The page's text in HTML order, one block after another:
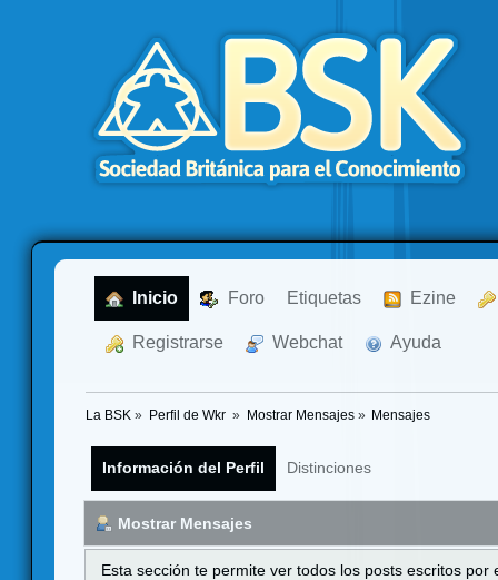
Inicio Foro Etiquetas Ezine
Registrarse Webchat Ayuda
La BSK » Perfil de Wkr » Mostrar Mensajes» Mensajes
Información del Perfil Distinciones
Mostrar Mensajes
Esta sección te permite ver todos los posts escritos